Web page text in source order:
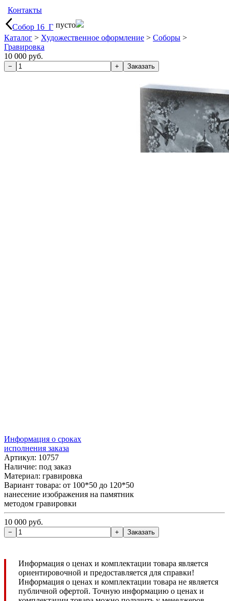
Контакты
Собор 16_Г пусто
Каталог > Художественное оформление > Соборы >
Гравировка
10 000 руб.
Информация о сроках
исполнения заказа
Артикул: 10757
Наличие: под заказ
Материал: гравировка
Вариант товара: от 100*50 до 120*50
нанесение изображения на памятник
методом гравировки
10 000 руб.
Информация о ценах и комплектации товара является
ориентировочной и предоставляется для справки!
Информация о ценах и комплектации товара не является
публичной офертой. Точную информацию о ценах и